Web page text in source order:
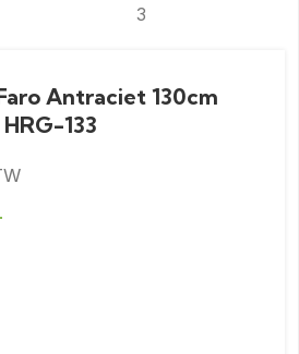
Antraciet 130cm
133